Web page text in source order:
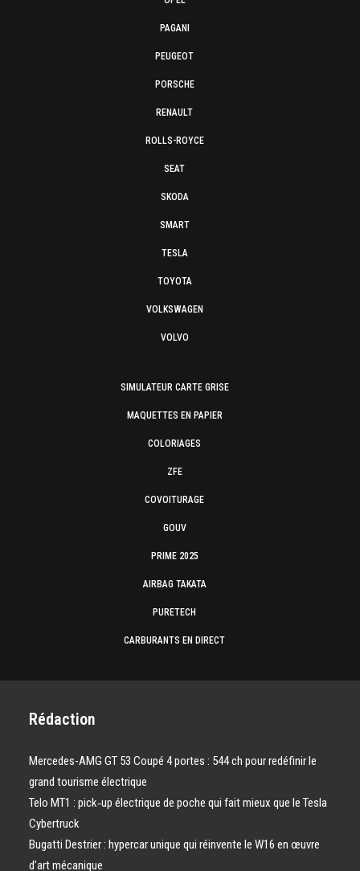
PAGANI
PEUGEOT
PORSCHE
RENAULT
ROLLS-ROYCE
SEAT
SKODA
SMART
TESLA
TOYOTA
VOLKSWAGEN
VOLVO
SIMULATEUR CARTE GRISE
MAQUETTES EN PAPIER
COLORIAGES
ZFE
COVOITURAGE
GOUV
PRIME 2025
AIRBAG TAKATA
PURETECH
CARBURANTS EN DIRECT
Rédaction
Mercedes-AMG GT 53 Coupé 4 portes : 544 ch pour redéfinir le
grand tourisme électrique
Telo MT1 : pick‑up électrique de poche qui fait mieux que le Tesla
Cybertruck
Bugatti Destrier : hypercar unique qui réinvente le W16 en œuvre
d’art mécanique